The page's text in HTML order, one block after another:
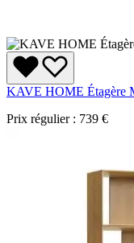
KAVE HOME Étagère
Prix régulier : 739 €